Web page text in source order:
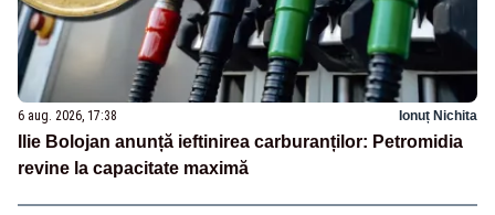
6 aug. 2026, 17:38 Ionuț Nichita
Ilie Bolojan anunță ieftinirea carburanților: Petromidia
revine la capacitate maximă